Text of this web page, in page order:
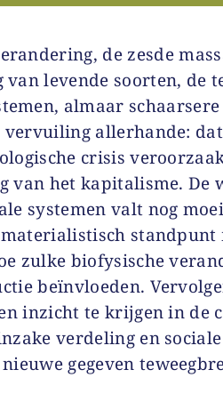
de zesde
levende soorten, de
almaar schaarsere
vervuiling allerhande:
crisis
van het kapitalisme. De
systemen valt nog
standpunt
zulke biofysische
beïnvloeden.
inzicht te krijgen in de
verdeling en sociale
gegeven